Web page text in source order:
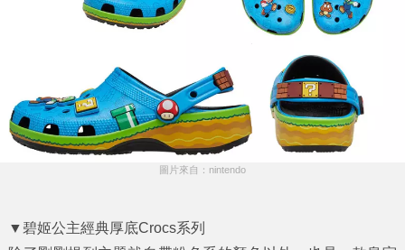
圖片來自：nintendo
▼碧姬公主經典厚底Crocs系列